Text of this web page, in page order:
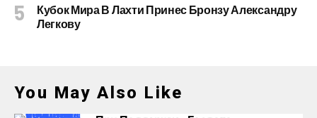
Кубок Мира В Лахти Принес Бронзу Александру
Легкову
You May Also Like